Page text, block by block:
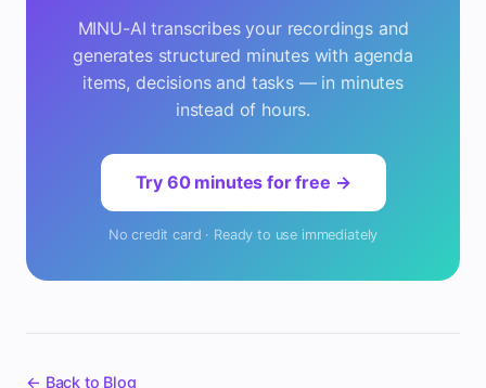
MINU-AI transcribes your recordings and
generates structured minutes with agenda
items, decisions and tasks — in minutes
instead of hours.
Try 60 minutes for free →
No credit card · Ready to use immediately
← Back to Blog